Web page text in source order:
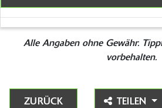
Alle Angaben ohne Gewähr.
vorbehalten.
ZURÜCK TEILEN